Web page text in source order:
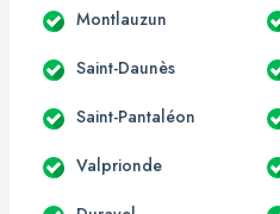
Montlauzun
Saint-Daunès
Saint-Pantaléon
Valprionde